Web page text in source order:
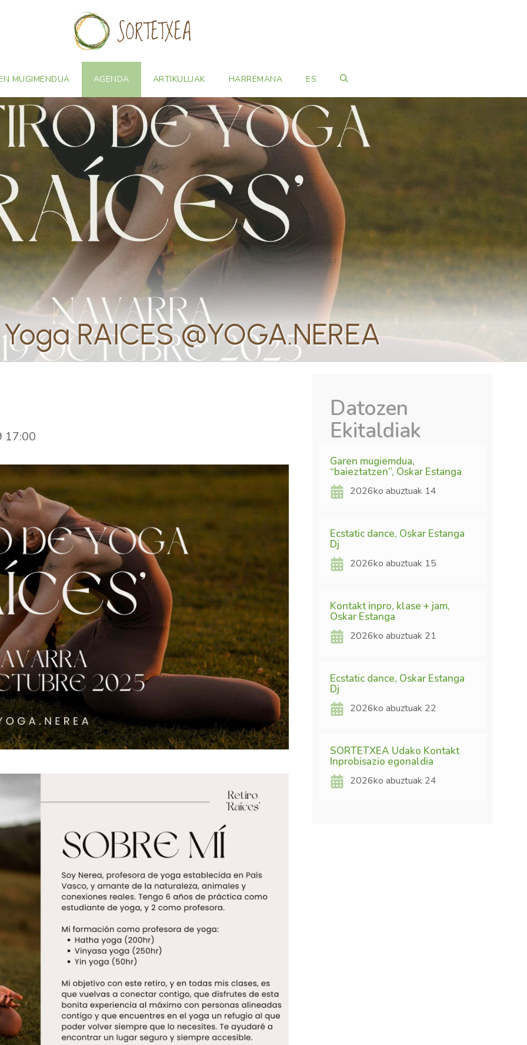
MUGIMENDUA AGENDA ARTIKULUAK HARREMANA ES
RAICES @YOGA.NEREA
17:00
Datozen
Ekitaldiak
Garen mugiemdua,
“baieztatzen”, Oskar Estanga
2026ko abuztuak 14
Ecstatic dance, Oskar Estanga
Dj
2026ko abuztuak 15
Kontakt inpro, klase + jam,
Oskar Estanga
2026ko abuztuak 21
Ecstatic dance, Oskar Estanga
Dj
2026ko abuztuak 22
SORTETXEA Udako Kontakt
Inprobisazio egonaldia
2026ko abuztuak 24